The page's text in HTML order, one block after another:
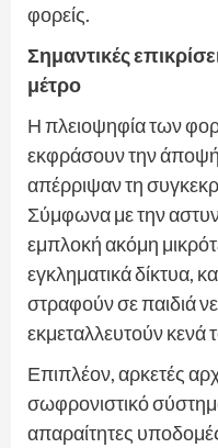
φορείς.
Σημαντικές
μέτρο
Η πλειοψηφία των
εκφράσουν την άποψή
απέρριψαν τη
Σύμφωνα με την
εμπλοκή ακόμη
εγκληματικά δίκτυα,
στραφούν σε παιδιά
εκμεταλλευτούν κενά
Επιπλέον, αρκετές
σωφρονιστικό σύστημα
απαραίτητες υποδομές